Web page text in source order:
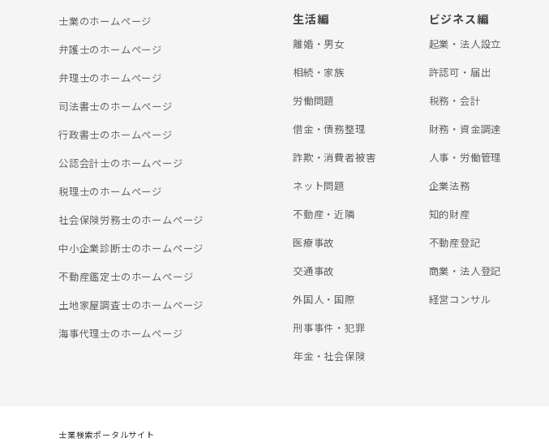
財産管理マスター （一社）リーガルサポート 会員
士業のホームぺージ
弁護士のホームぺージ
弁理士のホームぺージ
司法書士のホームぺージ
行政書士のホームぺージ
公認会計士のホームぺージ
税理士のホームぺージ
社会保険労務士のホームぺージ
中小企業診断士のホームぺージ
不動産鑑定士のホームぺージ
土地家屋調査士のホームぺージ
海事代理士のホームぺージ
生活編
離婚・男女
相続・家族
労働問題
借金・債務整理
詐欺・消費者被害
ネット問題
不動産・近隣
医療事故
交通事故
外国人・国際
刑事事件・犯罪
年金・社会保険
ビジネス編
起業・法人設立
許認可・届出
税務・会計
財務・資金調達
人事・労働管理
企業法務
知的財産
不動産登記
商業・法人登記
経営コンサル
士業検索ポータルサイト